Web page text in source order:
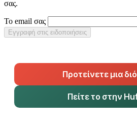
σας.
Το email σας
Εγγραφή στις ειδοποιήσεις
Προτείνετε μια
Πείτε το στην